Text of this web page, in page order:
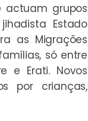
actuam grupos
Estado
as Migrações
só entre
e Erati. Novos
por crianças,